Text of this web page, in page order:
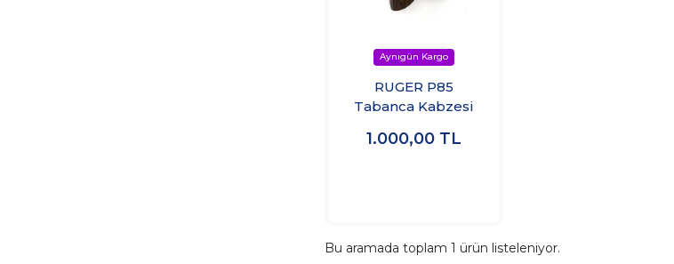
RUGER P85
Tabanca Kabzesi
1.000,00 TL
Bu aramada toplam 1 ürün listeleniyor.